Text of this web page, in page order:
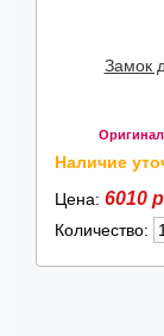
Замок
Наличие
Цена: 6010
Количество: